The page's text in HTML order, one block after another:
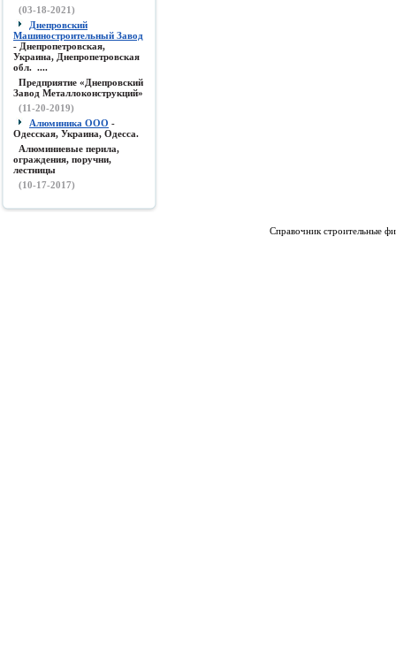
(03-18-2021)
Днепровский
Машиностроительный Завод
- Днепропетровская,
Украина, Днепропетровская
обл. ....
Предприятие «Днепровский
Завод Металлоконструкций»
(11-20-2019)
Алюминика ООО -
Одесская, Украина, Одесса.
Алюминиевые перила,
ограждения, поручни,
лестницы
(10-17-2017)
Справочник строительные